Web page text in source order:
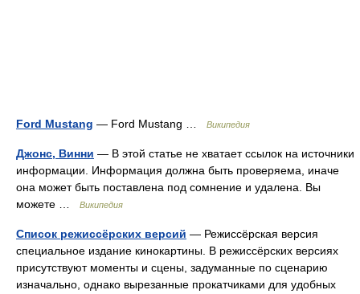
Ford Mustang — Ford Mustang … Википедия
Джонс, Винни — В этой статье не хватает ссылок на источники
информации. Информация должна быть проверяема, иначе
она может быть поставлена под сомнение и удалена. Вы
можете …
Википедия
Список режиссёрских версий — Режиссёрская версия
специальное издание кинокартины. В режиссёрских версиях
присутствуют моменты и сцены, задуманные по сценарию
изначально, однако вырезанные прокатчиками для удобных